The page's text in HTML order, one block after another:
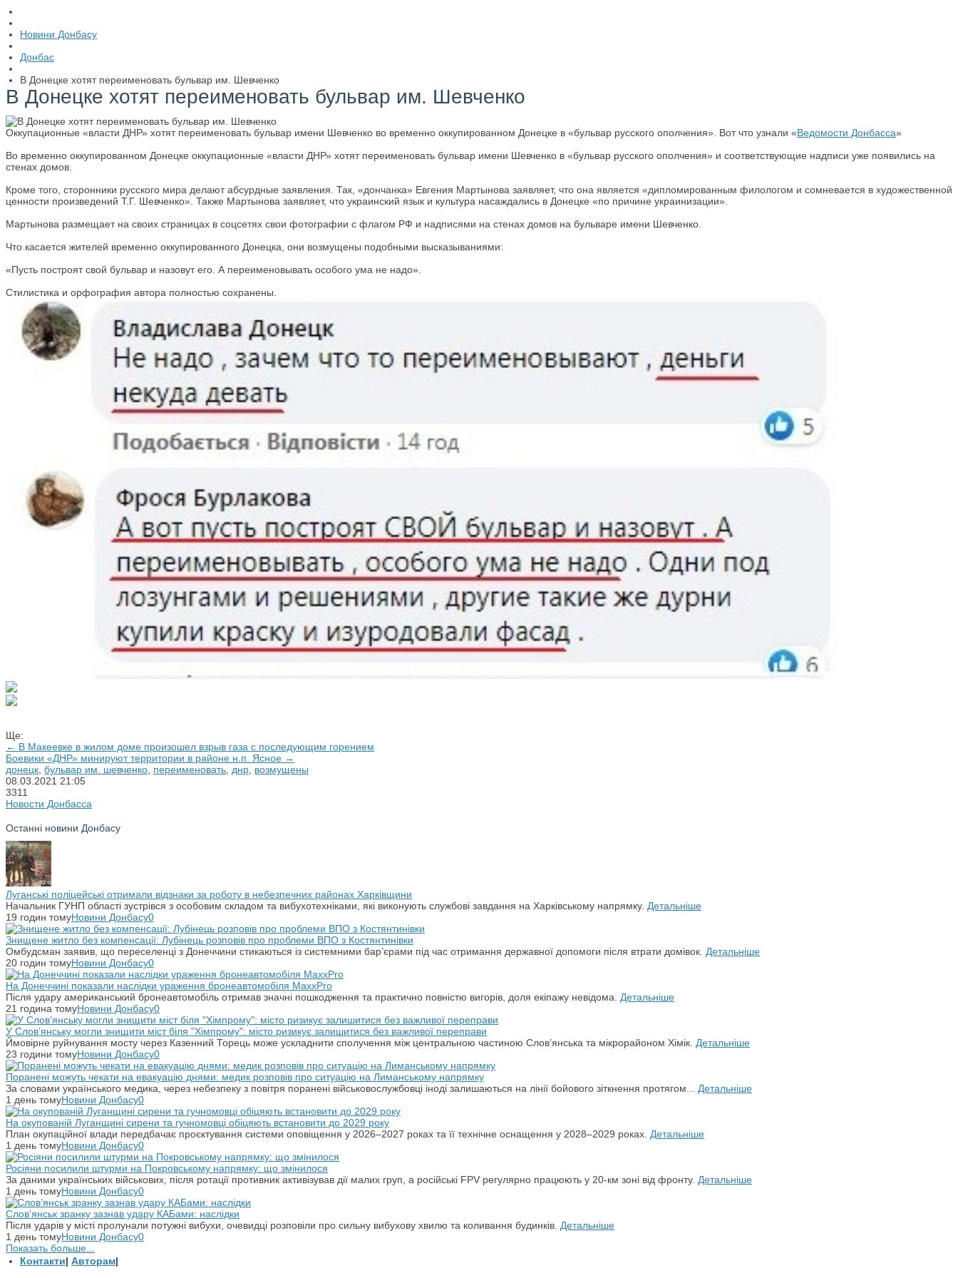
Новини Донбасу
Донбас
В Донецке хотят переименовать бульвар им. Шевченко
В Донецке хотят переименовать бульвар им. Шевченко
Оккупационные «власти ДНР» хотят переименовать бульвар имени Шевченко во временно оккупированном Донецке в «бульвар русского ополчения». Вот что узнали «Ведомости Донбасса»
Во временно оккупированном Донецке оккупационные «власти ДНР» хотят переименовать бульвар имени Шевченко в «бульвар русского ополчения» и соответствующие надписи уже появились на
стенах домов.
Кроме того, сторонники русского мира делают абсурдные заявления. Так, «дончанка» Евгения Мартынова заявляет, что она является «дипломированным филологом и сомневается в художественной
ценности произведений Т.Г. Шевченко». Также Мартынова заявляет, что украинский язык и культура насаждались в Донецке «по причине украинизации».
Мартынова размещает на своих страницах в соцсетях свои фотографии с флагом РФ и надписями на стенах домов на бульваре имени Шевченко.
Что касается жителей временно оккупированного Донецка, они возмущены подобными высказываниями:
«Пусть построят свой бульвар и назовут его. А переименовывать особого ума не надо».
Стилистика и орфография автора полностью сохранены.
Ще:
← В Макеевке в жилом доме произошел взрыв газа с последующим горением
Боевики «ДНР» минируют территории в районе н.п. Ясное →
донецк бульвар им. шевченко переименовать днр возмущены
08.03.2021 21:05
3311
Новости Донбасса
Останні новини Донбасу
Луганські поліцейські отримали відзнаки за роботу в небезпечних районах Харківщини
Начальник ГУНП області зустрівся з особовим складом та вибухотехніками, які виконують службові завдання на Харківському напрямку. Детальніше
19 годин томуНовини Донбасу0
Знищене житло без компенсації: Лубінець розповів про проблеми ВПО з Костянтинівки
Омбудсман заявив, що переселенці з Донеччини стикаються із системними бар’єрами під час отримання державної допомоги після втрати домівок. Детальніше
20 годин томуНовини Донбасу0
На Донеччині показали наслідки ураження бронеавтомобіля MaxxPro
Після удару американський бронеавтомобіль отримав значні пошкодження та практично повністю вигорів, доля екіпажу невідома. Детальніше
21 година томуНовини Донбасу0
У Слов’янську могли знищити міст біля "Хімпрому": місто ризикує залишитися без важливої переправи
Ймовірне руйнування мосту через Казенний Торець може ускладнити сполучення між центральною частиною Слов’янська та мікрорайоном Хімік. Детальніше
23 години томуНовини Донбасу0
Поранені можуть чекати на евакуацію днями: медик розповів про ситуацію на Лиманському напрямку
За словами українського медика, через небезпеку з повітря поранені військовослужбовці іноді залишаються на лінії бойового зіткнення протягом... Детальніше
1 день томуНовини Донбасу0
На окупованій Луганщині сирени та гучномовці обіцяють встановити до 2029 року
План окупаційної влади передбачає проєктування системи оповіщення у 2026–2027 роках та її технічне оснащення у 2028–2029 роках. Детальніше
1 день томуНовини Донбасу0
Росіяни посилили штурми на Покровському напрямку: що змінилося
За даними українських військових, після ротації противник активізував дії малих груп, а російські FPV регулярно працюють у 20-км зоні від фронту. Детальніше
1 день томуНовини Донбасу0
Слов’янськ зранку зазнав удару КАБами: наслідки
Після ударів у місті пролунали потужні вибухи, очевидці розповіли про сильну вибухову хвилю та коливання будинків. Детальніше
1 день томуНовини Донбасу0
Показать больше...
Контакти| Авторам|